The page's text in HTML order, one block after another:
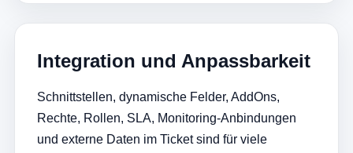
Integration und Anpassbarkeit
Schnittstellen, dynamische Felder, AddOns,
Rechte, Rollen, SLA, Monitoring-Anbindungen
und externe Daten im Ticket sind für viele